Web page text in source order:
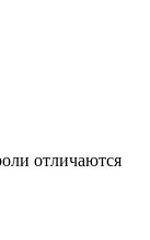
отличаются